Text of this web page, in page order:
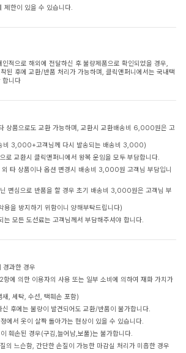
제한이 있을 수 있습니다.
적으로 해외에 전달하신 후 불량제품으로 확인되었을 경우,
된 후에 교환/반품 처리가 가능하며, 클릭앤퍼니에서는 국내택
합니다
상품으로도 교환 가능하며, 교환시 교환배송비 6,000원은 고
비 3,000+고객님께 다시 발송되는 배송비 3,000)
로 교환시 클릭앤퍼니에서 왕복 운임을 모두 부담합니다.
외 타 상품이나 옵션 변경시 배송비 3,000원 고객님 부담입니
변심으로 반품을 할 경우 초기 배송비 3,000원은 고객님 부
용을 방지하기 위함이니 양해부탁드립니다)
모든 도선료는 고객님께서 부담해주셔야 합니다.
경과한 경우
에 의한 이용자의 사용 또는 일부 소비에 의하여 재화 가치가
, 세탁, 수선, 택훼손 포함)
후에는 불량이 발견되어도 교환/반품이 불가합니다.
에서 옷이 살짝 돌아가는 현상이 있을 수 있습니다.
훼손된 경우(구김,늘어남,보풀)는 불가합니다.
의 느슨함, 간단한 손질이 가능한 마감실 처리가 미흡한 경우